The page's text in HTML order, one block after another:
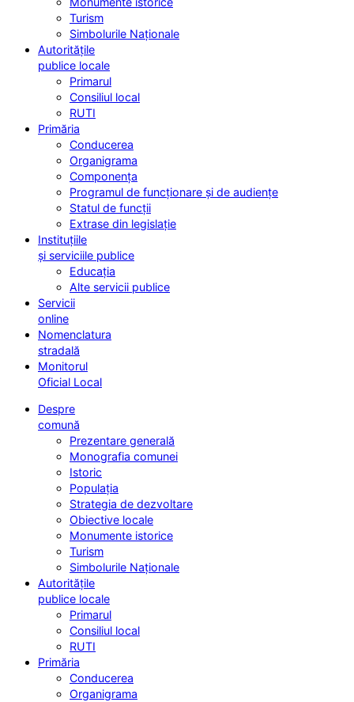
Turism
Simbolurile Naționale
Autoritățile
publice locale
Primarul
Consiliul local
RUTI
Primăria
Conducerea
Organigrama
Componența
Programul de funcționare și de audiențe
Statul de funcții
Extrase din legislație
Instituțiile
și serviciile publice
Educația
Alte servicii publice
Servicii
online
Nomenclatura
stradală
Monitorul
Oficial Local
Despre
comună
Prezentare generală
Monografia comunei
Istoric
Populația
Strategia de dezvoltare
Obiective locale
Monumente istorice
Turism
Simbolurile Naționale
Autoritățile
publice locale
Primarul
Consiliul local
RUTI
Primăria
Conducerea
Organigrama